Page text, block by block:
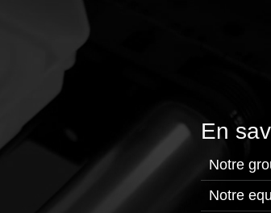
En
Notre
Notre